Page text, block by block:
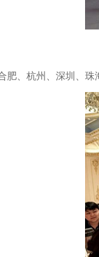
、杭州、深圳、珠